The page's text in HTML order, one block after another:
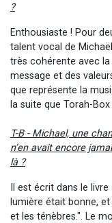
?
Enthousiaste ! Pour
talent vocal de
très cohérente avec
message et des
que représente la
la suite que Torah-
T-B - Michael, une
n’en avait encore
là ?
Il est écrit dans le
lumière était bonne,
et les ténèbres.". Le